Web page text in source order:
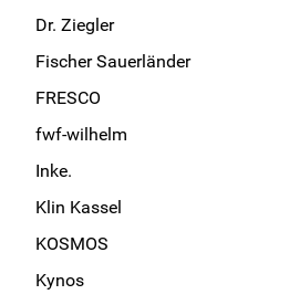
Dr. Ziegler
Fischer Sauerländer
FRESCO
fwf-wilhelm
Inke.
Klin Kassel
KOSMOS
Kynos